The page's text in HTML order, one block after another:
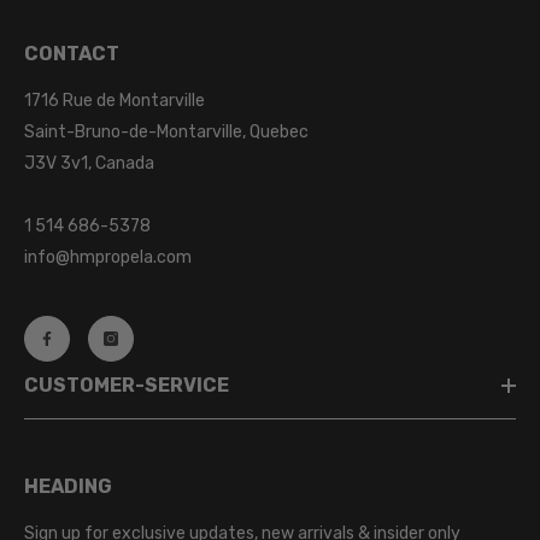
CONTACT
1716 Rue de Montarville
Saint-Bruno-de-Montarville, Quebec
J3V 3v1, Canada
1 514 686-5378
info@hmpropela.com
CUSTOMER-SERVICE
HEADING
Sign up for exclusive updates, new arrivals & insider only